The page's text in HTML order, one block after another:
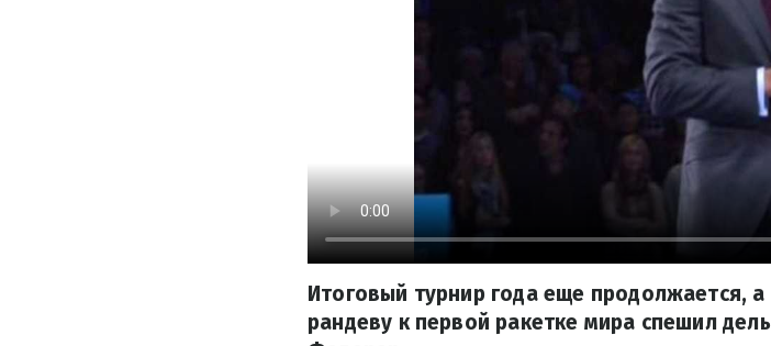
Итоговый турнир года еще продолжается,
рандеву к первой ракетке мира спешил